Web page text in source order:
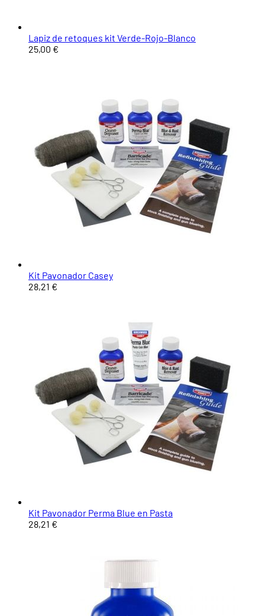
Lapiz de retoques kit Verde-Rojo-Blanco
25,00 €
Kit Pavonador Casey
28,21 €
Kit Pavonador Perma Blue en Pasta
28,21 €